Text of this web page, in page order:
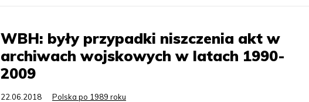
WBH: były przypadki niszczenia akt w
archiwach wojskowych w latach 1990-
2009
22.06.2018 Polska po 1989 roku